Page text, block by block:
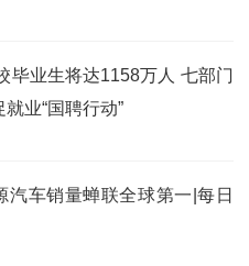
毕业生将达1158万人 七部门
业“国聘行动”
汽车销量蝉联全球第一|每日